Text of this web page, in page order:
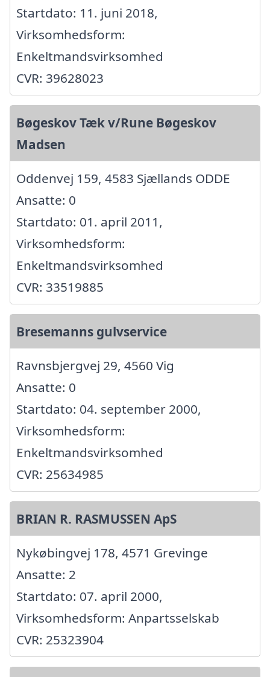
Startdato: 11. juni 2018,
Virksomhedsform:
Enkeltmandsvirksomhed
CVR: 39628023
Bøgeskov Tæk v/Rune Bøgeskov
Madsen
Oddenvej 159, 4583 Sjællands ODDE
Ansatte: 0
Startdato: 01. april 2011,
Virksomhedsform:
Enkeltmandsvirksomhed
CVR: 33519885
Bresemanns gulvservice
Ravnsbjergvej 29, 4560 Vig
Ansatte: 0
Startdato: 04. september 2000,
Virksomhedsform:
Enkeltmandsvirksomhed
CVR: 25634985
BRIAN R. RASMUSSEN ApS
Nykøbingvej 178, 4571 Grevinge
Ansatte: 2
Startdato: 07. april 2000,
Virksomhedsform: Anpartsselskab
CVR: 25323904